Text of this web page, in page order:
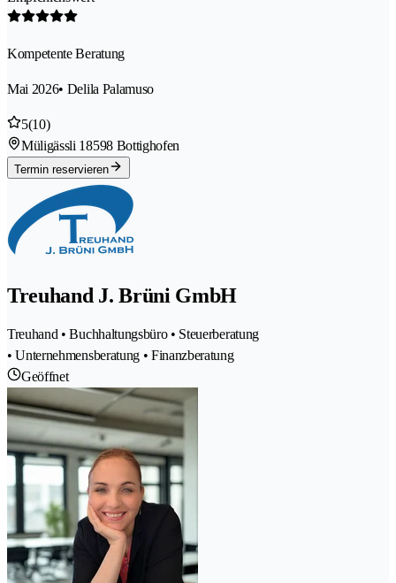
Kompetente Beratung
Mai 2026• Delila Palamuso
5(10)
Müligässli 18598 Bottighofen
Termin reservieren
Treuhand J. Brüni GmbH
Treuhand • Buchhaltungsbüro • Steuerberatung
• Unternehmensberatung • Finanzberatung
Geöffnet